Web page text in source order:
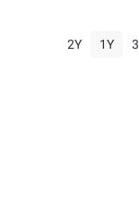
1Y
2Y